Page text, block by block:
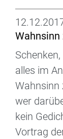
alles im
Wahnsinn
wer
kein
Vortrag